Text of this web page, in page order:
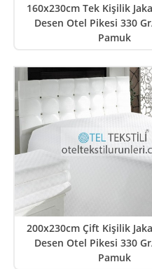
160x230cm Tek Kişilik
Desen Otel Pikesi 330
Pamuk
200x230cm Çift Kişilik
Desen Otel Pikesi 330
Pamuk